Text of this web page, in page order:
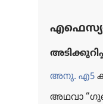
അനു. എ5
അഥവാ